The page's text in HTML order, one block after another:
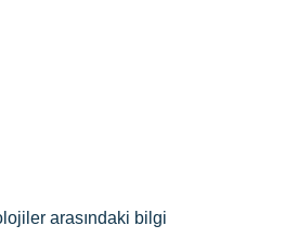
arasındaki bilgi